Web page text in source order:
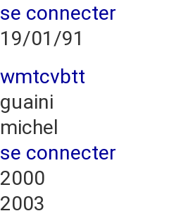
se connecter
19/01/91
wmtcvbtt
guaini
michel
se connecter
2000
2003